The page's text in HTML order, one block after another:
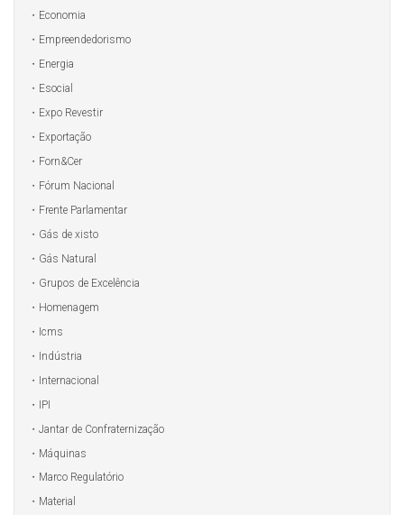
Economia
Empreendedorismo
Energia
Esocial
Expo Revestir
Exportação
Forn&Cer
Fórum Nacional
Frente Parlamentar
Gás de xisto
Gás Natural
Grupos de Excelência
Homenagem
Icms
Indústria
Internacional
IPI
Jantar de Confraternização
Máquinas
Marco Regulatório
Material